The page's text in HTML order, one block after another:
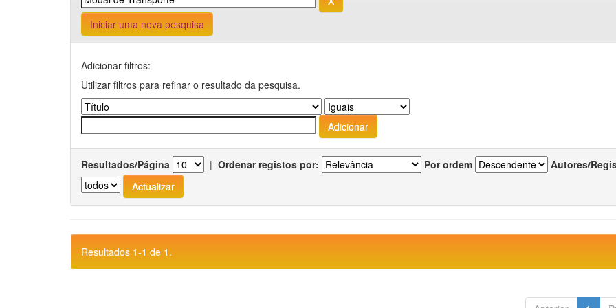
Iniciar uma nova pesquisa
Adicionar filtros:
Utilizar filtros para refinar o resultado da pesquisa.
Resultados/Página | Ordenar registos por: Por ordem Autores/
Resultados 1-1 de 1.